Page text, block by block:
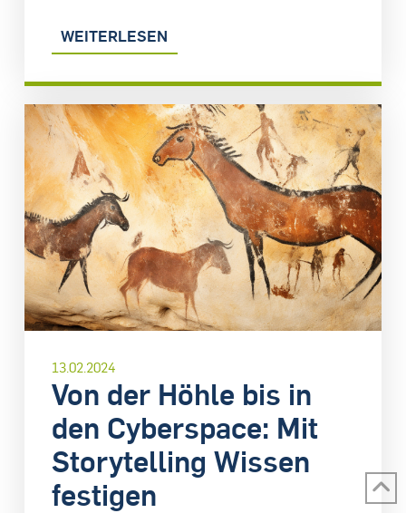
WEITERLESEN
13.02.2024
Von der Höhle bis in
den Cyberspace: Mit
Storytelling Wissen
festigen